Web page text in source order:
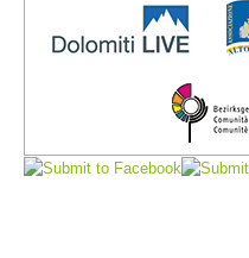
Board of Management